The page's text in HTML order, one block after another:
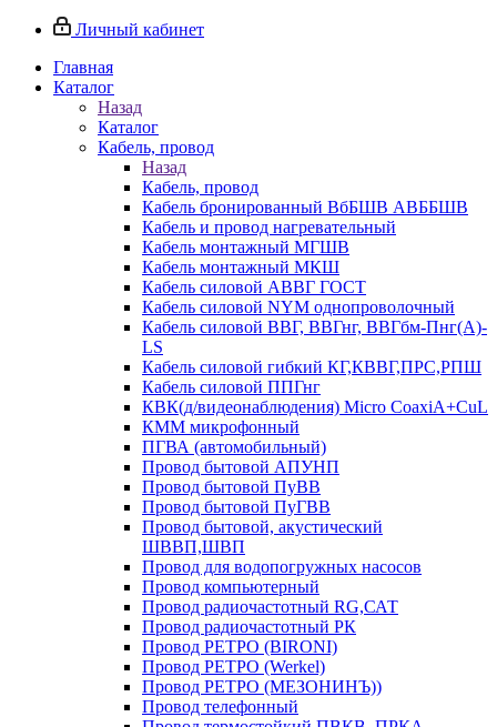
Личный кабинет
Главная
Каталог
Назад
Каталог
Кабель, провод
Назад
Кабель, провод
Кабель бронированный ВбБШВ АВББШВ
Кабель и провод нагревательный
Кабель монтажный МГШВ
Кабель монтажный МКШ
Кабель силовой АВВГ ГОСТ
Кабель силовой NYM однопроволочный
Кабель силовой ВВГ, ВВГнг, ВВГбм-Пнг(А)-
LS
Кабель силовой гибкий КГ,КВВГ,ПРС,РПШ
Кабель силовой ППГнг
КВК(д/видеонаблюдения) Micro CoaxiA+CuL
КММ микрофонный
ПГВА (автомобильный)
Провод бытовой АПУНП
Провод бытовой ПуВВ
Провод бытовой ПуГВВ
Провод бытовой, акустический
ШВВП,ШВП
Провод для водопогружных насосов
Провод компьютерный
Провод радиочастотный RG,САТ
Провод радиочастотный РК
Провод РЕТРО (BIRONI)
Провод РЕТРО (Werkel)
Провод РЕТРО (МЕЗОНИНЪ))
Провод телефонный